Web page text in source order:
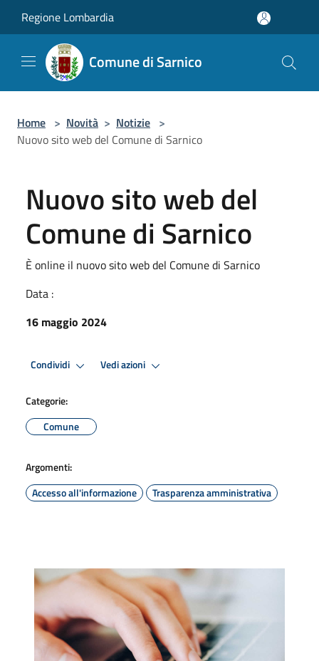
Regione Lombardia
Comune di Sarnico
Home > Novità > Notizie >
Nuovo sito web del Comune di Sarnico
Nuovo sito web del
Comune di Sarnico
È online il nuovo sito web del Comune di Sarnico
Data :
16 maggio 2024
Condividi Vedi azioni
Categorie:
Comune
Argomenti:
Accesso all'informazione
Trasparenza amministrativa